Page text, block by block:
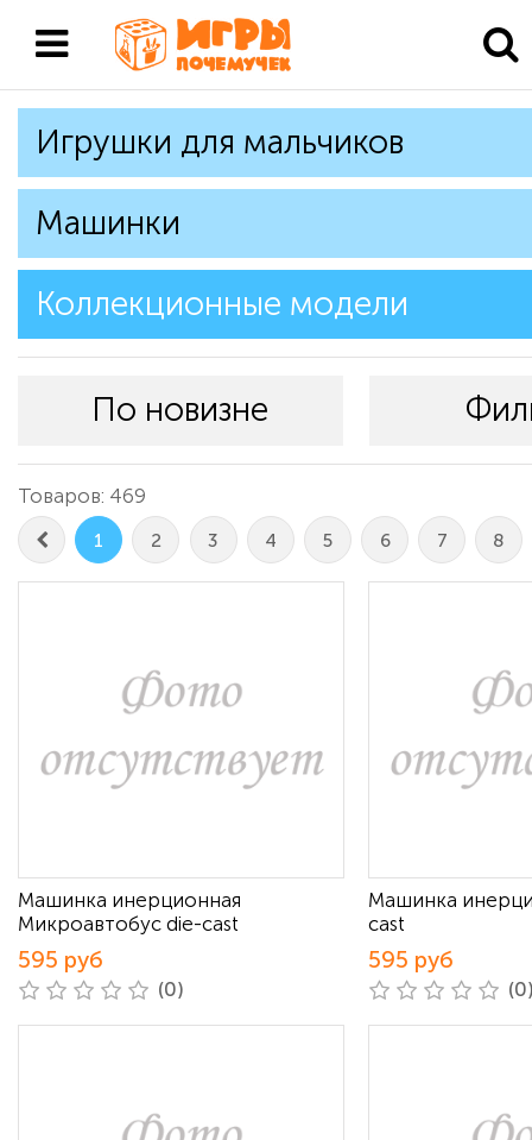
Игрушки для мальчиков
Машинки
Коллекционные модели
По новизне
Товаров: 469
1 2 3 4 5 6 7 8
Машинка инерционная
Микроавтобус die-cast
595 руб
(0)
Машинка
cast
595 руб